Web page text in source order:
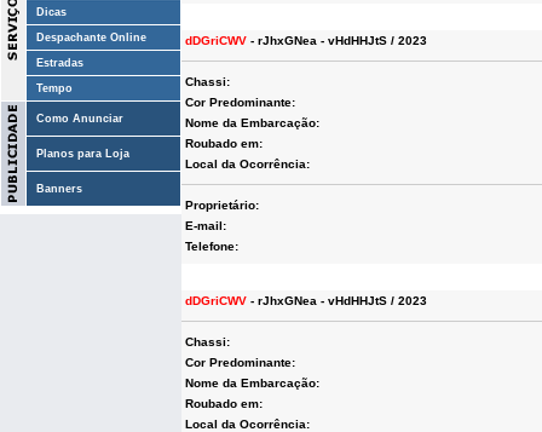
Dicas
Despachante Online
Estradas
Tempo
Como Anunciar
Planos para Loja
Banners
dDGriCWV - rJhxGNea - vHdHHJtS / 2023
Chassi:
Cor Predominante:
Nome da Embarcação:
Roubado em:
Local da Ocorrência:
Proprietário:
E-mail:
Telefone:
dDGriCWV - rJhxGNea - vHdHHJtS / 2023
Chassi:
Cor Predominante:
Nome da Embarcação:
Roubado em:
Local da Ocorrência: